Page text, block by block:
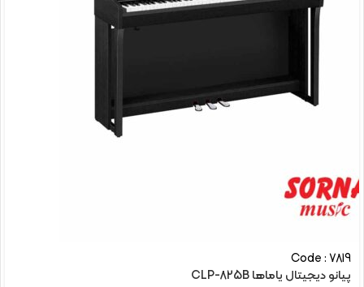
Code : 7819
پیانو دیجیتال یاماها CLP-825B